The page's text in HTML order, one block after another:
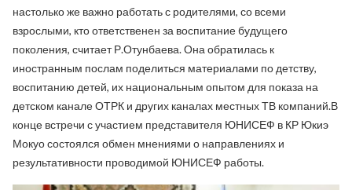
настолько же важно работать с родителями, со всеми
взрослыми, кто ответственен за воспитание будущего
поколения, считает Р.Отунбаева. Она обратилась к
иностранным послам поделиться материалами по детству,
воспитанию детей, их национальным опытом для показа на
детском канале ОТРК и других каналах местных ТВ компаний.В
конце встречи с участием представителя ЮНИСЕФ в КР Юкиэ
Мокуо состоялся обмен мнениями о направлениях и
результативности проводимой ЮНИСЕФ работы.